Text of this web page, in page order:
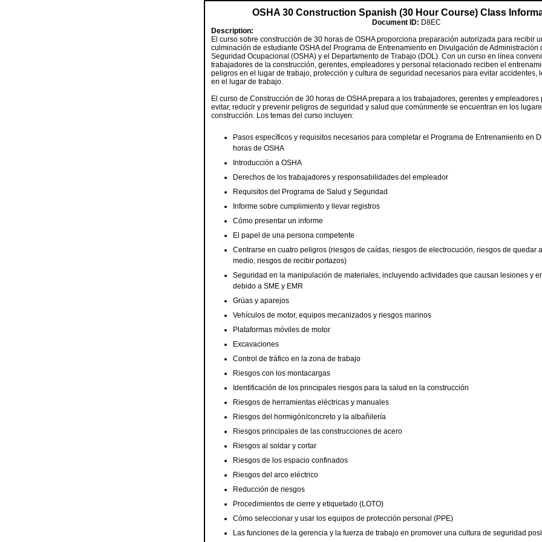
OSHA 30 Construction Spanish (30 Hour Course) Class
Document ID: D8EC
Description:
El curso sobre construcción de 30 horas de OSHA proporciona preparación autorizada para recibir
culminación de estudiante OSHA del Programa de Entrenamiento en Divulgación de Administración
Seguridad Ocupacional (OSHA) y el Departamento de Trabajo (DOL). Con un curso en línea
trabajadores de la construcción, gerentes, empleadores y personal relacionado reciben el
peligros en el lugar de trabajo, protección y cultura de seguridad necesarios para evitar accidentes,
en el lugar de trabajo.
El curso de Construcción de 30 horas de OSHA prepara a los trabajadores, gerentes y empleadores
evitar, reducir y prevenir peligros de seguridad y salud que comúnmente se encuentran en los
construcción. Los temas del curso incluyen:
Pasos específicos y requisitos necesarios para completar el Programa de Entrenamiento en
horas de OSHA
Introducción a OSHA
Derechos de los trabajadores y responsabilidades del empleador
Requisitos del Programa de Salud y Seguridad
Informe sobre cumplimiento y llevar registros
Cómo presentar un informe
El papel de una persona competente
Centrarse en cuatro peligros (riesgos de caídas, riesgos de electrocución, riesgos de quedar
medio, riesgos de recibir portazos)
Seguridad en la manipulación de materiales, incluyendo actividades que causan lesiones y
debido a SME y EMR
Grúas y aparejos
Vehículos de motor, equipos mecanizados y riesgos marinos
Plataformas móviles de motor
Excavaciones
Control de tráfico en la zona de trabajo
Riesgos con los montacargas
Identificación de los principales riesgos para la salud en la construcción
Riesgos de herramientas eléctricas y manuales
Riesgos del hormigón/concreto y la albañilería
Riesgos principales de las construcciones de acero
Riesgos al soldar y cortar
Riesgos de los espacio confinados
Riesgos del arco eléctrico
Reducción de riesgos
Procedimientos de cierre y etiquetado (LOTO)
Cómo seleccionar y usar los equipos de protección personal (PPE)
Las funciones de la gerencia y la fuerza de trabajo en promover una cultura de seguridad